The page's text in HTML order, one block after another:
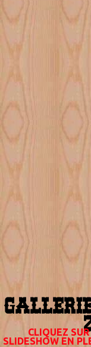
CLIQUEZ
SLIDESHOW EN